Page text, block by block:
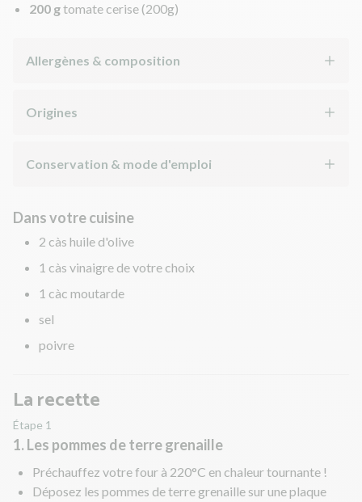
200 gtomate cerise (200g)
Allergènes & composition
Origines
Conservation & mode d'emploi
Dans votre cuisine
2 càs huile d'olive
1 càs vinaigre de votre choix
1 càc moutarde
sel
poivre
La recette
Étape 1
1. Les pommes de terre grenaille
Préchauffez votre four à 220°C en chaleur tournante !
Déposez les pommes de terre grenaille sur une plaque